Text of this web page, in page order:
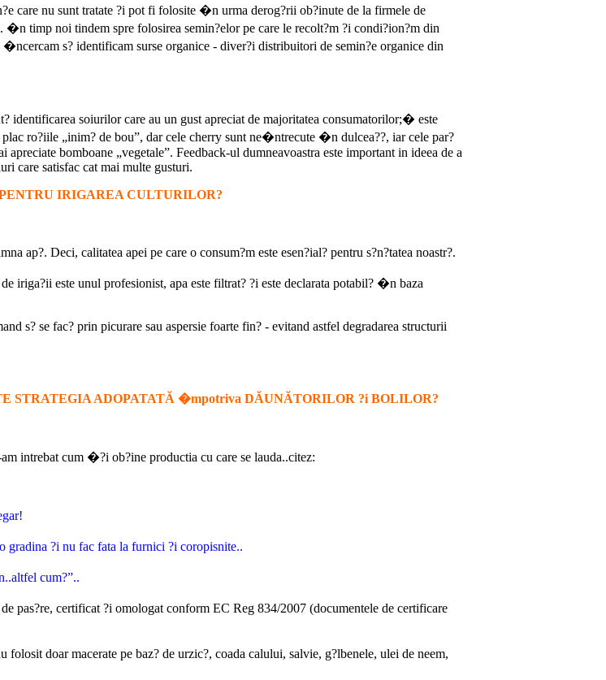
care nu sunt tratate ?i pot fi folosite �n urma derog?rii ob?inute de la firmele de
�n timp noi tindem spre folosirea semin?elor pe care le recolt?m ?i condi?ion?m din
�ncercam s? identificam surse organice - diver?i distribuitori de semin?e organice din
identificarea soiurilor care au un gust apreciat de majoritatea consumatorilor;� este
plac ro?iile „inim? de bou”, dar cele cherry sunt ne�ntrecute �n dulcea??, iar cele par?
apreciate bomboane „vegetale”. Feedback-ul dumneavoastra este important in ideea de a
care satisfac cat mai multe gusturi.
IRIGAREA CULTURILOR?
ap?. Deci, calitatea apei pe care o consum?m este esen?ial? pentru s?n?tatea noastr?.
iriga?ii este unul profesionist, apa este filtrat? ?i este declarata potabil? �n baza
s? se fac? prin picurare sau aspersie foarte fin? - evitand astfel degradarea structurii
STRATEGIA ADOPATATĂ �mpotriva DĂUNĂTORILOR ?i BOLILOR?
intrebat cum �?i ob?ine productia cu care se lauda..citez:
?i nu fac fata la furnici ?i coropisnite..
cum?”..
pas?re, certificat ?i omologat conform EC Reg 834/2007 (documentele de certificare
doar macerate pe baz? de urzic?, coada calului, salvie, g?lbenele, ulei de neem,